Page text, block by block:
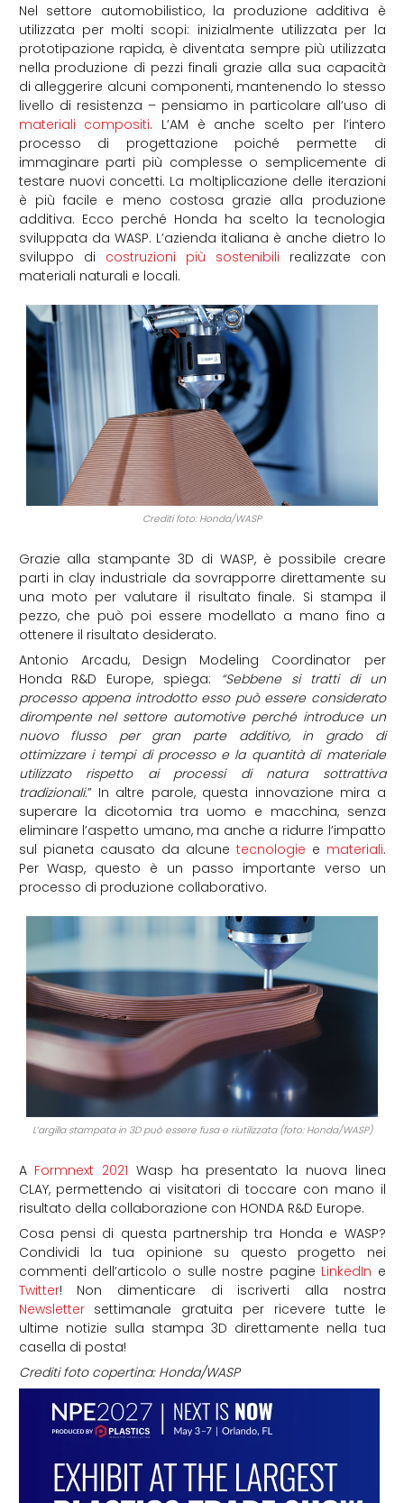
Nel settore automobilistico, la produzione additiva è
utilizzata per molti scopi: inizialmente utilizzata per la
prototipazione rapida, è diventata sempre più utilizzata
nella produzione di pezzi finali grazie alla sua capacità
di alleggerire alcuni componenti, mantenendo lo stesso
livello di resistenza – pensiamo in particolare all’uso di
materiali compositi. L’AM è anche scelto per l’intero
processo di progettazione poiché permette di
immaginare parti più complesse o semplicemente di
testare nuovi concetti. La moltiplicazione delle iterazioni
è più facile e meno costosa grazie alla produzione
additiva. Ecco perché Honda ha scelto la tecnologia
sviluppata da WASP. L’azienda italiana è anche dietro lo
sviluppo di costruzioni più sostenibili realizzate con
materiali naturali e locali.
Crediti foto: Honda/WASP
Grazie alla stampante 3D di WASP, è possibile creare
parti in clay industriale da sovrapporre direttamente su
una moto per valutare il risultato finale. Si stampa il
pezzo, che può poi essere modellato a mano fino a
ottenere il risultato desiderato.
Antonio Arcadu, Design Modeling Coordinator per
Honda R&D Europe, spiega: “Sebbene si tratti di un
processo appena introdotto esso può essere considerato
dirompente nel settore automotive perché introduce un
nuovo flusso per gran parte additivo, in grado di
ottimizzare i tempi di processo e la quantità di materiale
utilizzato rispetto ai processi di natura sottrattiva
tradizionali.” In altre parole, questa innovazione mira a
superare la dicotomia tra uomo e macchina, senza
eliminare l’aspetto umano, ma anche a ridurre l’impatto
sul pianeta causato da alcune tecnologie e materiali.
Per Wasp, questo è un passo importante verso un
processo di produzione collaborativo.
L’argilla stampata in 3D può essere fusa e riutilizzata (foto: Honda/WASP)
A Formnext 2021 Wasp ha presentato la nuova linea
CLAY, permettendo ai visitatori di toccare con mano il
risultato della collaborazione con HONDA R&D Europe.
Cosa pensi di questa partnership tra Honda e WASP?
Condividi la tua opinione su questo progetto nei
commenti dell’articolo o sulle nostre pagine LinkedIn e
Twitter! Non dimenticare di iscriverti alla nostra
Newslettersettimanale gratuita per ricevere tutte le
ultime notizie sulla stampa 3D direttamente nella tua
casella di posta!
Crediti foto copertina: Honda/WASP